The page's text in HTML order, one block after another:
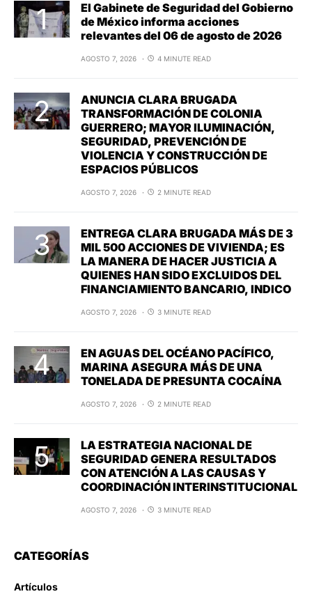
El Gabinete de Seguridad del Gobierno
de México informa acciones
relevantes del 06 de agosto de 2026
AGOSTO 7, 2026 4 MINUTE READ
ANUNCIA CLARA BRUGADA
TRANSFORMACIÓN DE COLONIA
GUERRERO; MAYOR ILUMINACIÓN,
SEGURIDAD, PREVENCIÓN DE
VIOLENCIA Y CONSTRUCCIÓN DE
ESPACIOS PÚBLICOS
AGOSTO 7, 2026 2 MINUTE READ
ENTREGA CLARA BRUGADA MÁS DE 3
MIL 500 ACCIONES DE VIVIENDA; ES
LA MANERA DE HACER JUSTICIA A
QUIENES HAN SIDO EXCLUIDOS DEL
FINANCIAMIENTO BANCARIO, INDICO
AGOSTO 7, 2026 3 MINUTE READ
EN AGUAS DEL OCÉANO PACÍFICO,
MARINA ASEGURA MÁS DE UNA
TONELADA DE PRESUNTA COCAÍNA
AGOSTO 7, 2026 2 MINUTE READ
LA ESTRATEGIA NACIONAL DE
SEGURIDAD GENERA RESULTADOS
CON ATENCIÓN A LAS CAUSAS Y
COORDINACIÓN INTERINSTITUCIONAL
AGOSTO 7, 2026 3 MINUTE READ
CATEGORÍAS
Artículos